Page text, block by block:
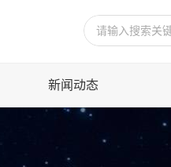
新闻动态